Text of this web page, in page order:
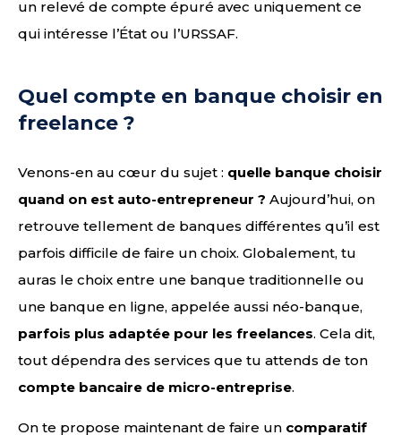
un relevé de compte épuré avec uniquement ce
qui intéresse l’État ou l’URSSAF.
Quel compte en banque choisir en
freelance ?
Venons-en au cœur du sujet : quelle banque choisir
quand on est auto-entrepreneur ? Aujourd’hui, on
retrouve tellement de banques différentes qu’il est
parfois difficile de faire un choix. Globalement, tu
auras le choix entre une banque traditionnelle ou
une banque en ligne, appelée aussi néo-banque,
parfois plus adaptée pour les freelances. Cela dit,
tout dépendra des services que tu attends de ton
compte bancaire de micro-entreprise.
On te propose maintenant de faire un comparatif